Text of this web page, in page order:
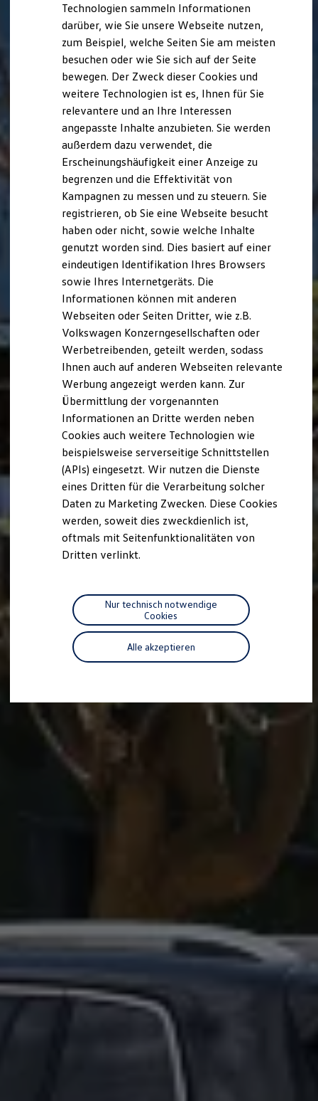
Nachhaltigkeit
Technologie
Kosten und Kauf
Verbrauchskosten
Kaufoptionen
E-Auto-Förderung
Software und Konnektivität
Die ID. Software 6
ID. Software Versionen und Updates
Digitale Extras
Schnittstellen zu Ihrem ID.
Marke und Erlebnis
Volkswagen R und R Experience
R-Modelle
R Experience
Driving Experience
Volkswagen entdecken
Werkbesichtigung
Lifestyle Shop
T-Roc Kollektion
Golf Kollektion
Volkswagen Kollektion
R-Kollektion
GTI Kollektion
Fußball Drop
we drive football
#wedriveproud
Besitzer und Service
myVolkswagen
Software Updates
Service und Ersatzteile
Inspektion und HU/AU
Reparaturen und Checks
Motorenöl und Flüssigkeiten
Räder und Reifen
Pannen- und Unfallhilfe
Economy Service
Volkswagen Teile
Zubehör
Modellspezifisches Zubehör
Individualisieren
Wallbox und Ladekabel
Digitale Extras
Dienste für Ihr Modell finden
Volkswagen Apps, Login und Shop
Handy und Fahrzeug verbinden
Vorgängermodelle
Volkswagen Kundenbetreuung
Assistenzsysteme
Live Beratung
Technologien sammeln Informationen
darüber, wie Sie unsere Webseite nutzen,
zum Beispiel, welche Seiten Sie am meisten
besuchen oder wie Sie sich auf der Seite
bewegen. Der Zweck dieser Cookies und
weitere Technologien ist es, Ihnen für Sie
relevantere und an Ihre Interessen
angepasste Inhalte anzubieten. Sie werden
außerdem dazu verwendet, die
Erscheinungshäufigkeit einer Anzeige zu
begrenzen und die Effektivität von
Kampagnen zu messen und zu steuern. Sie
registrieren, ob Sie eine Webseite besucht
haben oder nicht, sowie welche Inhalte
genutzt worden sind. Dies basiert auf einer
eindeutigen Identifikation Ihres Browsers
sowie Ihres Internetgeräts. Die
Informationen können mit anderen
Webseiten oder Seiten Dritter, wie z.B.
Volkswagen Konzerngesellschaften oder
Werbetreibenden, geteilt werden, sodass
Ihnen auch auf anderen Webseiten relevante
Werbung angezeigt werden kann. Zur
Übermittlung der vorgenannten
Informationen an Dritte werden neben
Cookies auch weitere Technologien wie
beispielsweise serverseitige Schnittstellen
(APIs) eingesetzt. Wir nutzen die Dienste
eines Dritten für die Verarbeitung solcher
Daten zu Marketing Zwecken. Diese Cookies
werden, soweit dies zweckdienlich ist,
oftmals mit Seitenfunktionalitäten von
Dritten verlinkt.
Alle akzeptieren
Nur technisch notwendige
Cookies